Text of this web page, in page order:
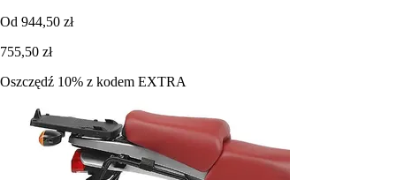
Od 944,50 zł
755,50 zł
Oszczędź 10% z kodem EXTRA